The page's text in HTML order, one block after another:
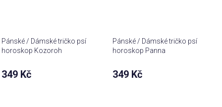
Pánské / Dámské tričko psí
horoskop Kozoroh
349 Kč
Pánské / Dámské tričko psí
horoskop Panna
349 Kč